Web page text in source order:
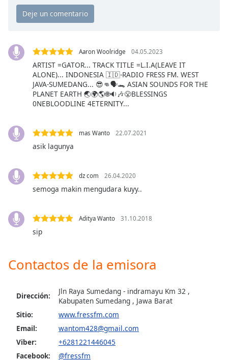
window.
Color
Color
Caption
Color
Edge
Style
Aaron Woolridge 04.05.2023
ARTIST =GATOR... TRACK TITLE =L.I.A(LEAVE IT
ALONE)... INDONESIA 🇮🇩-RADIO FRESS FM. WEST
JAVA-SUMEDANG... 😎👊🗣🐊 ASIAN SOUNDS FOR THE
PLANET EARTH 🌏🌍🌎🌐🔉🎶😤BLESSINGS
0NEBLOODLINE 4ETERNITY...
mas Wanto 22.07.2021
asik lagunya
dz com 26.04.2020
semoga makin mengudara kuyy..
Aditya Wanto 31.10.2018
sip
Contactos de la emisora
Dirección:
Jln Raya Sumedang - indramayu Km 32 ,
Kabupaten Sumedang , Jawa Barat
Sitio:
www.fressfm.com
Email:
wantom428@gmail.com
Viber:
+6281221446045
Facebook:
@fressfm